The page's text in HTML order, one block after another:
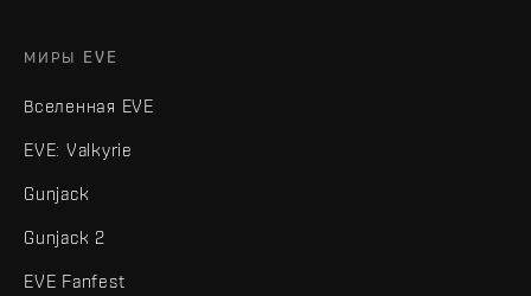
МИРЫ EVE
Вселенная EVE
EVE: Valkyrie
Gunjack
Gunjack 2
EVE Fanfest